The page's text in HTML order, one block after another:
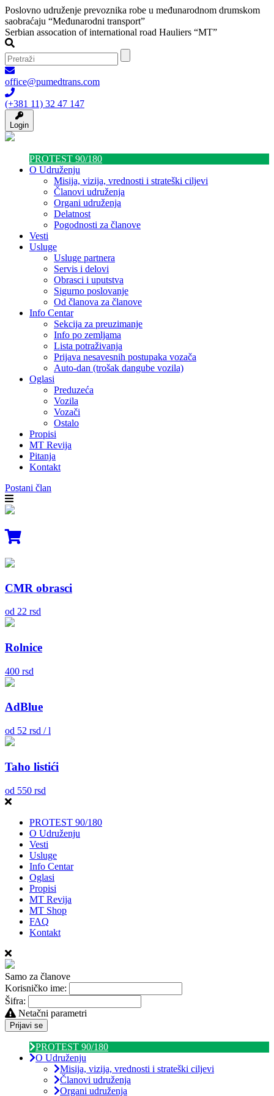
Poslovno udruženje prevoznika robe u međunarodnom drumskom
saobraćaju “Međunarodni transport”
Serbian assocation of international road Hauliers “MT”
office@pumedtrans.com
(+381 11) 32 47 147
Login
PROTEST 90/180
O Udruženju
Misija, vizija, vrednosti i strateški ciljevi
Članovi udruženja
Organi udruženja
Delatnost
Pogodnosti za članove
Vesti
Usluge
Usluge partnera
Servis i delovi
Obrasci i uputstva
Sigurno poslovanje
Od članova za članove
Info Centar
Sekcija za preuzimanje
Info po zemljama
Lista potraživanja
Prijava nesavesnih postupaka vozača
Auto-dan (trošak dangube vozila)
Oglasi
Preduzeća
Vozila
Vozači
Ostalo
Propisi
MT Revija
Pitanja
Kontakt
Postani član
CMR obrasci
od 22 rsd
Rolnice
400 rsd
AdBlue
od 52 rsd / l
Taho listići
od 550 rsd
PROTEST 90/180
O Udruženju
Vesti
Usluge
Info Centar
Oglasi
Propisi
MT Revija
MT Shop
FAQ
Kontakt
Samo za članove
Korisničko ime:
Šifra:
Netačni parametri
Prijavi se
PROTEST 90/180
O Udruženju
Misija, vizija, vrednosti i strateški ciljevi
Članovi udruženja
Organi udruženja